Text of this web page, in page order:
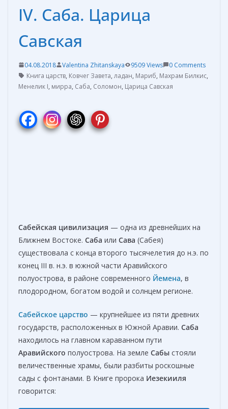
IV. Саба. Царица
Савская
04.08.2018 Valentina Zhitanskaya 9509 Views
0 Comments
Книга царств, Ковчег Завета, ладан, Мариб, Махрам Билкис,
Менелик I, мирра, Саба, Соломон, Царица Савская
Сабейская цивилизация — одна из древнейших на
Ближнем Востоке. Саба или Сава (Сабея)
существовала с конца второго тысячелетия до н.э. по
конец III в. н.э. в южной части Аравийского
полуострова, в районе современного Йемена, в
плодородном, богатом водой и солнцем регионе.
Сабейское царство — крупнейшее из пяти древних
государств, расположенных в Южной Аравии. Саба
находилось на главном караванном пути
Аравийского полуострова. На земле Сабы стояли
величественные храмы, были разбиты роскошные
сады с фонтанами. В Книге пророка Иезекииля
говорится: